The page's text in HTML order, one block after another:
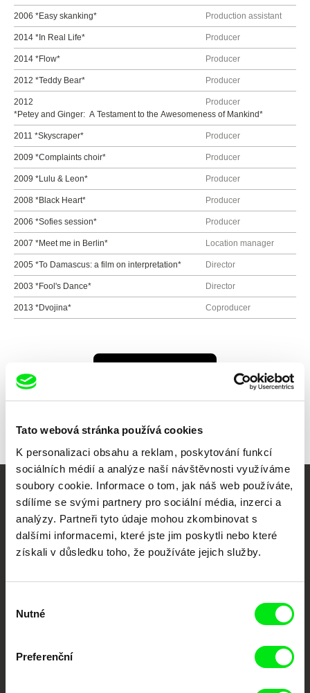
Tato webová stránka používá cookies
K personalizaci obsahu a reklam, poskytování funkcí
sociálních médií a analýze naší návštěvnosti využíváme
soubory cookie. Informace o tom, jak náš web používáte,
sdílíme se svými partnery pro sociální média, inzerci a
analýzy. Partneři tyto údaje mohou zkombinovat s
dalšími informacemi, které jste jim poskytli nebo které
získali v důsledku toho, že používáte jejich služby.
souhlasu
Nutné
Preferenční
2006 *Easy skanking* Production assistant
2014 *In Real Life* Producer
2014 *Flow* Producer
2012 *Teddy Bear* Producer
2012
*Petey and Ginger: A Testament to the Awesomeness of Mankind*
Producer
2011 *Skyscraper* Producer
2009 *Complaints choir* Producer
2009 *Lulu & Leon* Producer
2008 *Black Heart* Producer
2006 *Sofies session* Producer
2007 *Meet me in Berlin* Location manager
2005 *To Damascus:­ a film on interpretation* Director
2003 *Fool's Dance* Director
2013 *Dvojina* Co­producer
Vaše online
dokumentární kino
Nové festivalové filmy
každý týden
Portál DAFilms.cz je výsledkem tvůrčí spolupráce 7 klíčových evropských